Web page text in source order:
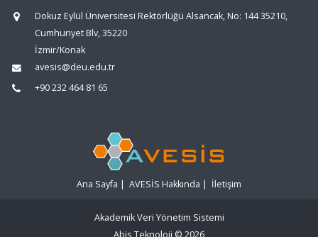
Dokuz Eylül Üniversitesi Rektörlüğü Alsancak, No: 144 35210,
Cumhuriyet Blv, 35220
İzmir/Konak
avesis@deu.edu.tr
+90 232 464 81 65
Ana Sayfa | AVESİS Hakkında | İletişim
Akademik Veri Yönetim Sistemi
Abis Teknoloji © 2026